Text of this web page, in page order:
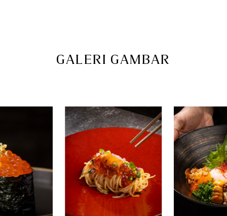
GALERI GAMBAR